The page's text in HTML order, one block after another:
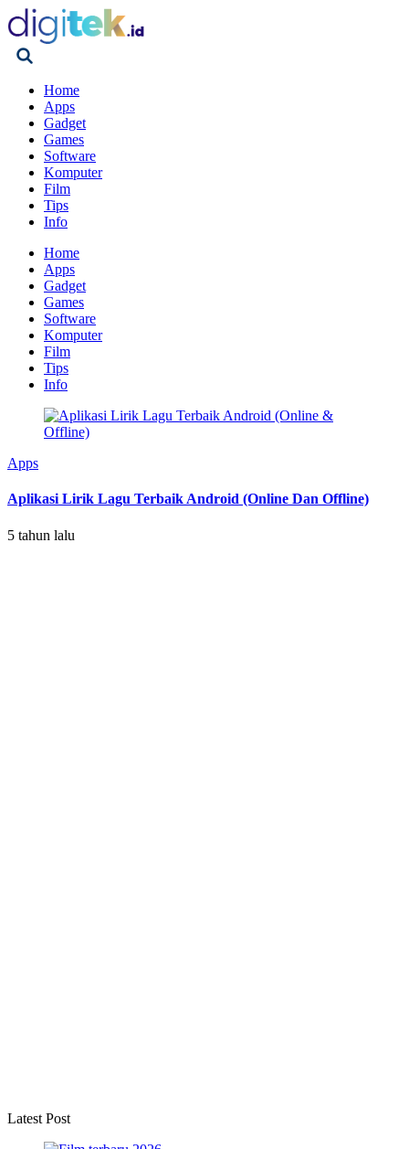
Home
Apps
Gadget
Games
Software
Komputer
Film
Tips
Info
Home
Apps
Gadget
Games
Software
Komputer
Film
Tips
Info
Apps
Aplikasi Lirik Lagu Terbaik Android (Online Dan Offline)
5 tahun lalu
Latest Post